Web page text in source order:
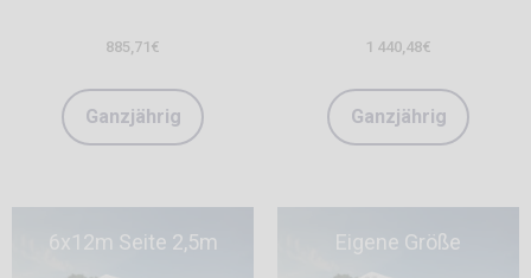
885,71 €
Ganzjährig
1 440,48€
Ganzjährig
6x12m Seite 2,5m Eigene Größe